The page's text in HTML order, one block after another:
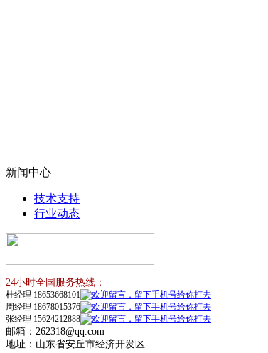
新闻中心
技术支持
行业动态
24小时全国服务热线：
杜经理 18653668101
周经理 18678015376
张经理 15624212888
邮箱：262318@qq.com
地址：山东省安丘市经济开发区